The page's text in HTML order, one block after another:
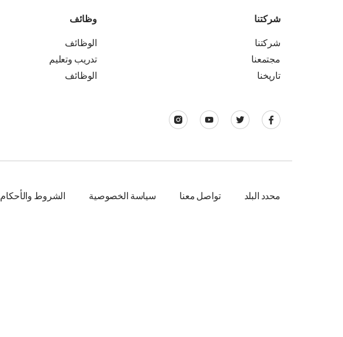
شركتنا
شركتنا
مجتمعنا
تاريخنا
وظائف
الوظائف
تدريب وتعليم
الوظائف
محدد البلد تواصل معنا سياسة الخصوصية الشروط والأحكام